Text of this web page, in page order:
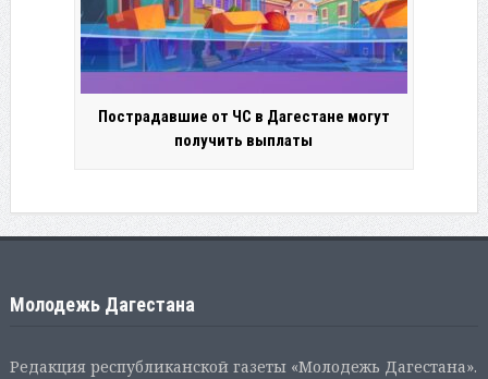
Пострадавшие от ЧС в Дагестане могут
получить выплаты
Молодежь Дагестана
Редакция республиканской газеты «Молодежь Дагестана».